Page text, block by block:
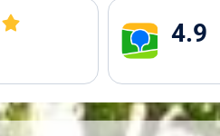
4.9